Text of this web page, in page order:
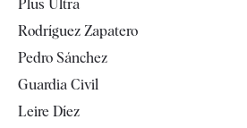
Televisión
Plus Ultra
Rodríguez Zapatero
Pedro Sánchez
Guardia Civil
Leire Díez